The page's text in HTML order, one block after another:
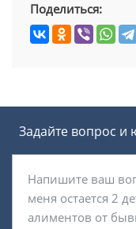
Поделиться:
Задайте вопрос и